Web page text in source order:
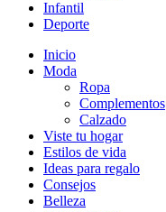
Infantil
Deporte
Inicio
Moda
Ropa
Complementos
Calzado
Viste tu hogar
Estilos de vida
Ideas para regalo
Consejos
Belleza